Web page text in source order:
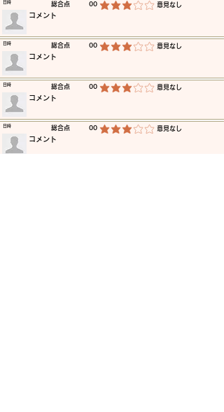
​総合点 00 平均評価 3 /5 ​意見なし
​日時
​コメント
​総合点 00 平均評価 3 /5 ​意見なし
​日時
​コメント
​総合点 00 平均評価 3 /5 ​意見なし
​日時
​コメント
​総合点 00 平均評価 3 /5 ​意見なし
​日時
​コメント